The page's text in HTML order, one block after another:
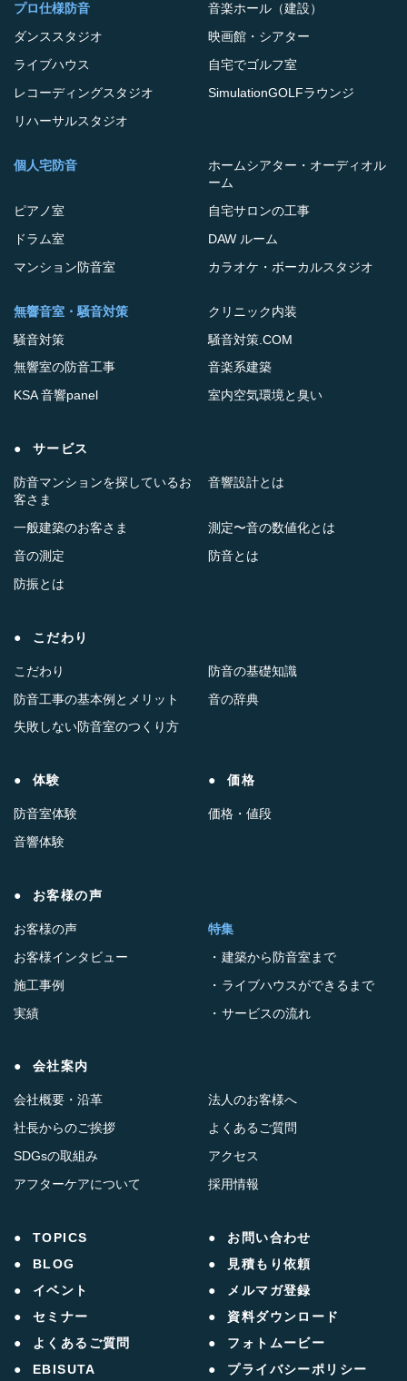
プロ仕様防音
ダンススタジオ
ライブハウス
レコーディングスタジオ
リハーサルスタジオ
音楽ホール（建設）
映画館・シアター
自宅でゴルフ室
SimulationGOLFラウンジ
個人宅防音
ピアノ室
ドラム室
マンション防音室
ホームシアター・オーディオル
ーム
自宅サロンの工事
DAW ルーム
カラオケ・ボーカルスタジオ
無響音室・騒音対策
騒音対策
無響室の防音工事
KSA 音響panel
室内空気環境と臭い
クリニック内装
騒音対策.COM
音楽系建築
サービス
防音マンションを探しているお
客さま
一般建築のお客さま
音の測定
防音とは
防振とは
音響設計とは
測定〜音の数値化とは
こだわり
こだわり
防音工事の基本例とメリット
失敗しない防音室のつくり方
防音の基礎知識
音の辞典
体験
防音室体験
音響体験
価格
価格・値段
お客様の声
お客様の声
お客様インタビュー
施工事例
実績
特集
建築から防音室まで
ライブハウスができるまで
サービスの流れ
会社案内
会社概要・沿革
社長からのご挨拶
SDGsの取組み
アフターケアについて
法人のお客様へ
よくあるご質問
アクセス
採用情報
TOPICS
BLOG
イベント
セミナー
よくあるご質問
EBISUTA
お問い合わせ
見積もり依頼
メルマガ登録
資料ダウンロード
フォトムービー
プライバシーポリシー